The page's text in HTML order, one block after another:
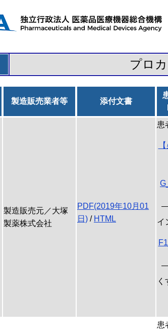
プロ
製造販売業者等 添付文書
製造販売元／大塚
製薬株式会社
PDF(2019年10月01
日) / HTML
患
イ
く
患